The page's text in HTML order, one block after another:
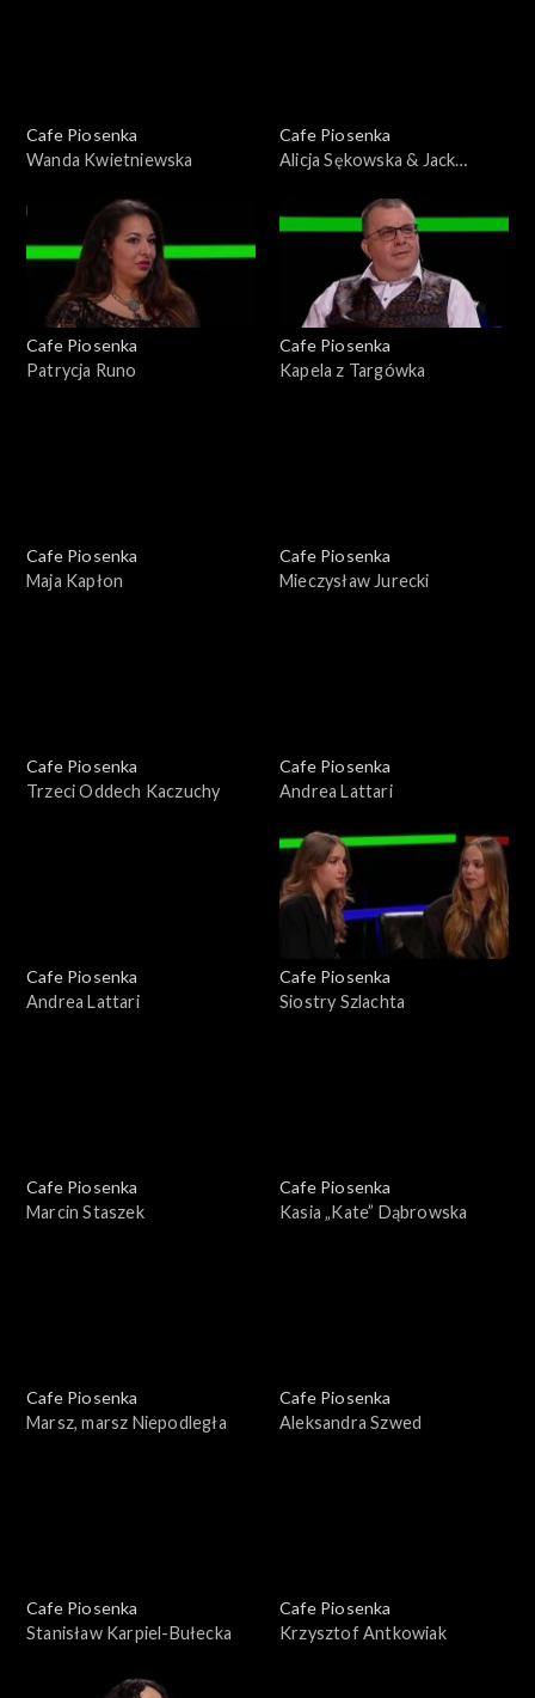
Cafe Piosenka
Wanda Kwietniewska
Cafe Piosenka
Alicja Sękowska & Jack
Cafe Piosenka
Patrycja Runo
Cafe Piosenka
Kapela z Targówka
Cafe Piosenka
Maja Kapłon
Cafe Piosenka
Mieczysław Jurecki
Cafe Piosenka
Trzeci Oddech Kaczuchy
Cafe Piosenka
Andrea Lattari
Cafe Piosenka
Andrea Lattari
Cafe Piosenka
Siostry Szlachta
Cafe Piosenka
Marcin Staszek
Cafe Piosenka
Kasia „Kate” Dąbrowska
Cafe Piosenka
Marsz, marsz Niepodległa
Cafe Piosenka
Aleksandra Szwed
Cafe Piosenka
Stanisław Karpiel-Bułecka
Cafe Piosenka
Krzysztof Antkowiak